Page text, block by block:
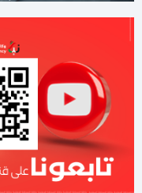
صحيفة تكشف تفاصيل
11:12 صباحا
هآرتس تكشف.. نتنياهو
الإدارة الأميركية حول غزة
10:21 مساءاً
ملف طبي ناقص
بفحص حسام أبو صفية